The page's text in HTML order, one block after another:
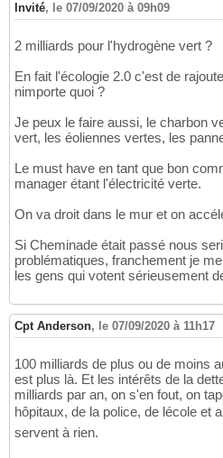
Invité, le 07/09/2020 à 09h09
2 milliards pour l'hydrogène vert ?
En fait l'écologie 2.0 c'est de
nimporte quoi ?
Je peux le faire aussi, le charbon
vert, les éoliennes vertes, les
Le must have en tant que bon
manager étant l'électricité verte.
On va droit dans le mur et on
Si Cheminade était passé nous
problématiques, franchement je
les gens qui votent sérieusement
Cpt Anderson, le 07/09/2020 à 11h17
100 milliards de plus ou de moins
est plus là. Et les intérêts de la
milliards par an, on s'en fout, on
hôpitaux, de la police, de lécole et
servent à rien.